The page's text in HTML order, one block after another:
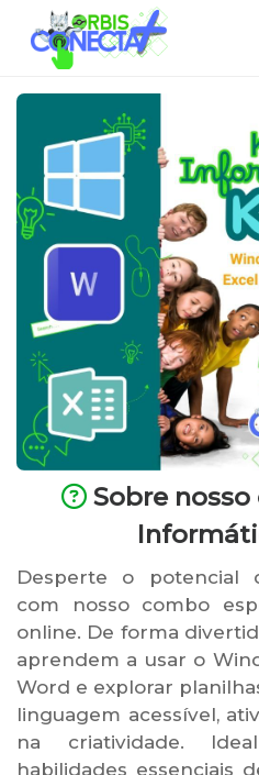
Sobre
Desperte o potencial
com nosso combo
online. De forma
aprendem a usar o
Word e explorar
linguagem acessível,
na criatividade.
habilidades essenciais